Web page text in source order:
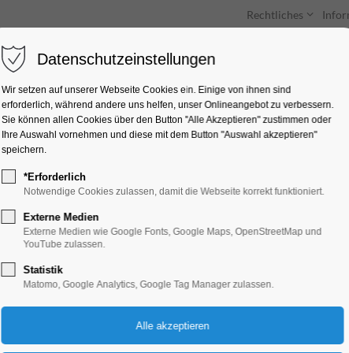
Rechtliches
Unterkünfte Entdecken & Erleben
Brandenburger
Ferienkalender, Kinder, Jugend, Lesung,
01.08.2025, 10:00–17:30
Datenschutzeinstellungen
Wir setzen auf unserer Webseite Cookies ein. Einige von ihnen sind
erforderlich, während andere uns helfen, unser Onlineangebot zu verbessern.
Sie können allen Cookies über den Button "Alle Akzeptieren" zustimmen oder
Ihre Auswahl vornehmen und diese mit dem Button "Auswahl akzeptieren"
speichern.
*Erforderlich
Notwendige Cookies zulassen, damit die Webseite korrekt funktioniert.
Externe Medien
Externe Medien wie Google Fonts, Google Maps, OpenStreetMap und
YouTube zulassen.
Statistik
Matomo, Google Analytics, Google Tag Manager zulassen.